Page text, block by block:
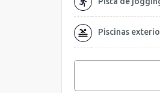
Piscinas